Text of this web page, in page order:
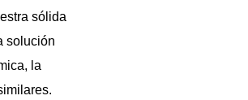
sólida
solución
la